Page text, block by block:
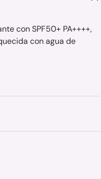
con SPF50+ PA++++,
con agua de